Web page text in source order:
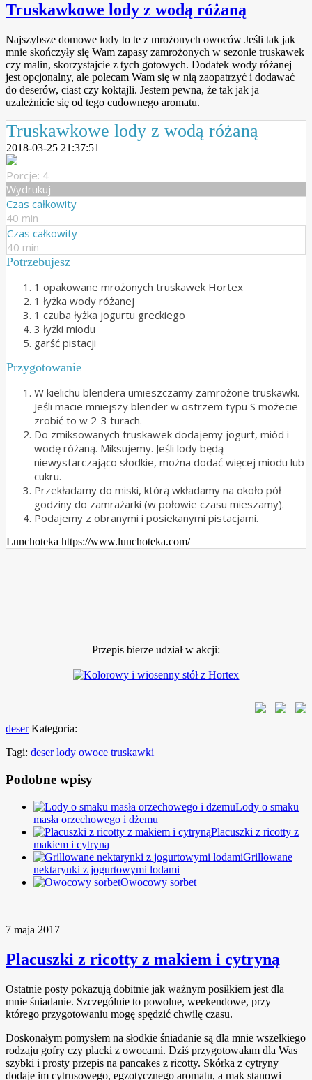
Truskawkowe lody z wodą różaną
Najszybsze domowe lody to te z mrożonych owoców Jeśli tak jak
mnie skończyły się Wam zapasy zamrożonych w sezonie truskawek
czy malin, skorzystajcie z tych gotowych. Dodatek wody różanej
jest opcjonalny, ale polecam Wam się w nią zaopatrzyć i dodawać
do deserów, ciast czy koktajli. Jestem pewna, że tak jak ja
uzależnicie się od tego cudownego aromatu.
Truskawkowe lody z wodą różaną
2018-03-25 21:37:51
Porcje: 4
Wydrukuj
Czas całkowity
40 min
Czas całkowity
40 min
Potrzebujesz
1 opakowane mrożonych truskawek Hortex
1 łyżka wody różanej
1 czuba łyżka jogurtu greckiego
3 łyżki miodu
garść pistacji
Przygotowanie
W kielichu blendera umieszczamy zamrożone truskawki.
Jeśli macie mniejszy blender w ostrzem typu S możecie
zrobić to w 2-3 turach.
Do zmiksowanych truskawek dodajemy jogurt, miód i
wodę różaną. Miksujemy. Jeśli lody będą
niewystarczająco słodkie, można dodać więcej miodu lub
cukru.
Przekładamy do miski, którą wkładamy na około pół
godziny do zamrażarki (w połowie czasu mieszamy).
Podajemy z obranymi i posiekanymi pistacjami.
Lunchoteka https://www.lunchoteka.com/
Przepis bierze udział w akcji:
deser Kategoria:
Tagi: deser lody owoce truskawki
Podobne wpisy
Lody o smaku
masła orzechowego i dżemu
Placuszki z ricotty z
makiem i cytryną
Grillowane
nektarynki z jogurtowymi lodami
Owocowy sorbet
7 maja 2017
Placuszki z ricotty z makiem i cytryną
Ostatnie posty pokazują dobitnie jak ważnym posiłkiem jest dla
mnie śniadanie. Szczególnie to powolne, weekendowe, przy
którego przygotowaniu mogę spędzić chwilę czasu.
Doskonałym pomysłem na słodkie śniadanie są dla mnie wszelkiego
rodzaju gofry czy placki z owocami. Dziś przygotowałam dla Was
szybki i prosty przepis na pancakes z ricotty. Skórka z cytryny
dodaje im cytrusowego, egzotycznego aromatu, a mak stanowi